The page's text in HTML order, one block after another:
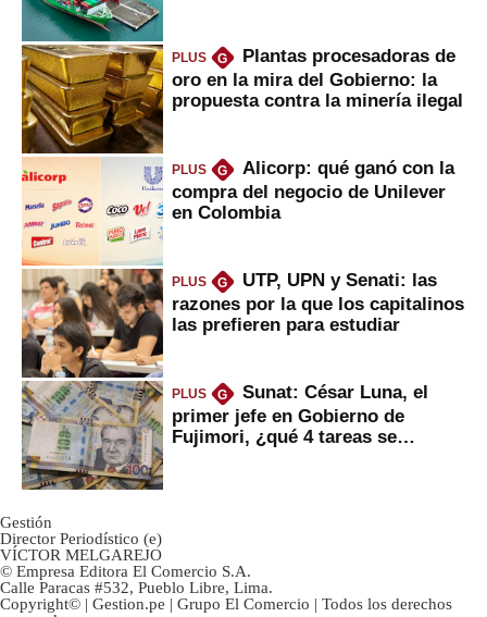
PLUS G
Plantas procesadoras de
oro en la mira del Gobierno: la
propuesta contra la minería ilegal
PLUS G
Alicorp: qué ganó con la
compra del negocio de Unilever
en Colombia
PLUS G
UTP, UPN y Senati: las
razones por la que los capitalinos
las prefieren para estudiar
PLUS G
Sunat: César Luna, el
primer jefe en Gobierno de
Fujimori, ¿qué 4 tareas se
Gestión
Director Periodístico (e)
VÍCTOR MELGAREJO
© Empresa Editora El Comercio S.A.
Calle Paracas #532, Pueblo Libre, Lima.
Copyright© | Gestion.pe | Grupo El Comercio | Todos los derechos